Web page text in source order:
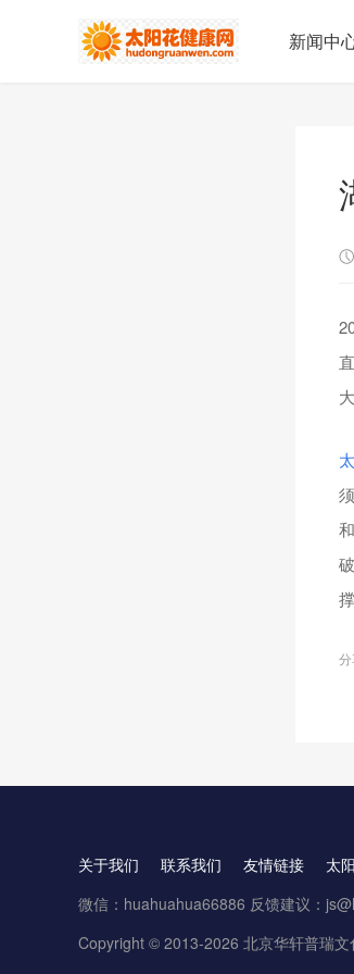
新闻中
撑
分
关于我们 联系我们 友情链接 太
微信：huahuahua66886 反馈建议：
Copyright © 2013-2026 北京华轩普瑞